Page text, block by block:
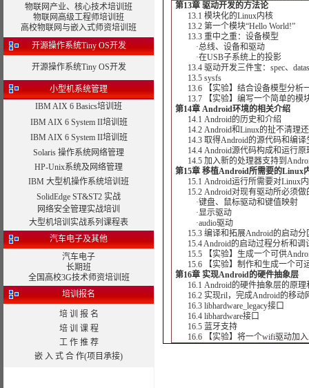
物联网产业、核心技术培训班
物联网高级工程师培训班
高校物联网与嵌入式师资培训班
开源操作系统Tiny OS开发
开源操作系统Tiny OS开发
小型机系统管理
IBM AIX 6 Basics培训班
IBM AIX 6 System II培训班
IBM AIX 6 System II培训班
Solaris 操作系统网络管理
HP-Unix系统及网络管理
IBM 大型机操作系统培训班
SolidEdge ST&ST2 实战
网络安全管理实战培训
大型机培训实战系列课程表
汽车电子及其他
汽车电子
长期班
全国高校3G技术师资培训班
培训报名
培 训 报 名
培 训 课 程
工 作 推 荐
嵌 入 式 合 作(项目承接)
第13章 驱动开发的方法论
13.1 模块化的Linux内核
13.2 第一个模块“Hello World!”
13.3 重中之重：设备模型
·总线、设备和驱动
·在USB子系统上的投影
13.4 驱动开发三件宝：spec、
13.5 sysfs
13.6 【实验】结合设备模型分析
13.7 【实验】编写一个简单的模
第14章 Android环境的相关介绍
14.1 Android的历史和介绍
14.2 Android和Linux的扯不清理
14.3 取得Android的源代码和编译
14.4 Android源代码构成和运行原
14.5 加入新的处理器支持到
第15章 移植Android所需要的Linux
15.1 Android运行所需要对Linux
15.2 Android对现有驱动所必须做
·键盘、鼠标驱动和键值映射
·显示驱动
·audio驱动
15.3 编译和拓展Android的启动分
15.4 Android的启动过程分析和调
15.5 【实验】生成一个可供
15.6 【实验】制作和生成一个可
第16章 实现Android的硬件抽象层
16.1 Android的硬件抽象层的原理
16.2 实现ril，完成Android的移动
16.3 libhardware_legacy接口
16.4 libhardware接口
16.5 蓝牙支持
16.6 【实验】将一个wifi驱动加入